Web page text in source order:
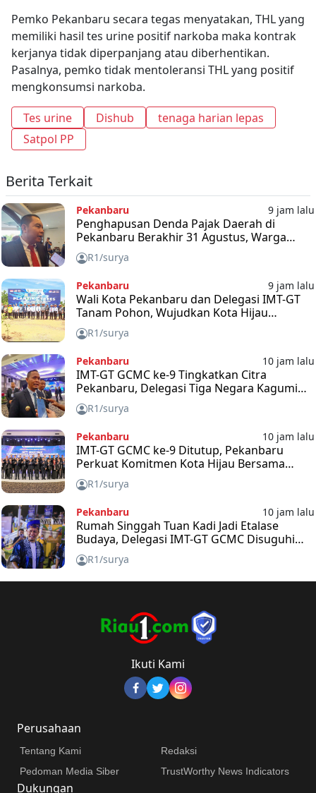
Pemko Pekanbaru secara tegas menyatakan, THL yang
memiliki hasil tes urine positif narkoba maka kontrak
kerjanya tidak diperpanjang atau diberhentikan.
Pasalnya, pemko tidak mentoleransi THL yang positif
mengkonsumsi narkoba.
Tes urine
Dishub
tenaga harian lepas
Satpol PP
Berita Terkait
Pekanbaru 9 jam lalu
Penghapusan Denda Pajak Daerah di
Pekanbaru Berakhir 31 Agustus, Warga
Diimbau Segera Manfaatkan Kesempatan
R1/surya
Pekanbaru 9 jam lalu
Wali Kota Pekanbaru dan Delegasi IMT-GT
Tanam Pohon, Wujudkan Kota Hijau
Berkelanjutan
R1/surya
Pekanbaru 10 jam lalu
IMT-GT GCMC ke-9 Tingkatkan Citra
Pekanbaru, Delegasi Tiga Negara Kagumi
Inovasi Kota
R1/surya
Pekanbaru 10 jam lalu
IMT-GT GCMC ke-9 Ditutup, Pekanbaru
Perkuat Komitmen Kota Hijau Bersama
Indonesia, Malaysia, dan Thailand
R1/surya
Pekanbaru 10 jam lalu
Rumah Singgah Tuan Kadi Jadi Etalase
Budaya, Delegasi IMT-GT GCMC Disuguhi
Kuliner dan Durian Riau
R1/surya
Ikuti Kami
Perusahaan
Tentang Kami
Redaksi
Pedoman Media Siber
TrustWorthy News Indicators
Dukungan